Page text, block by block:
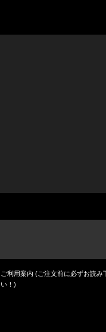
ご利用案内 (ご注文前に必ずお読み
い！)